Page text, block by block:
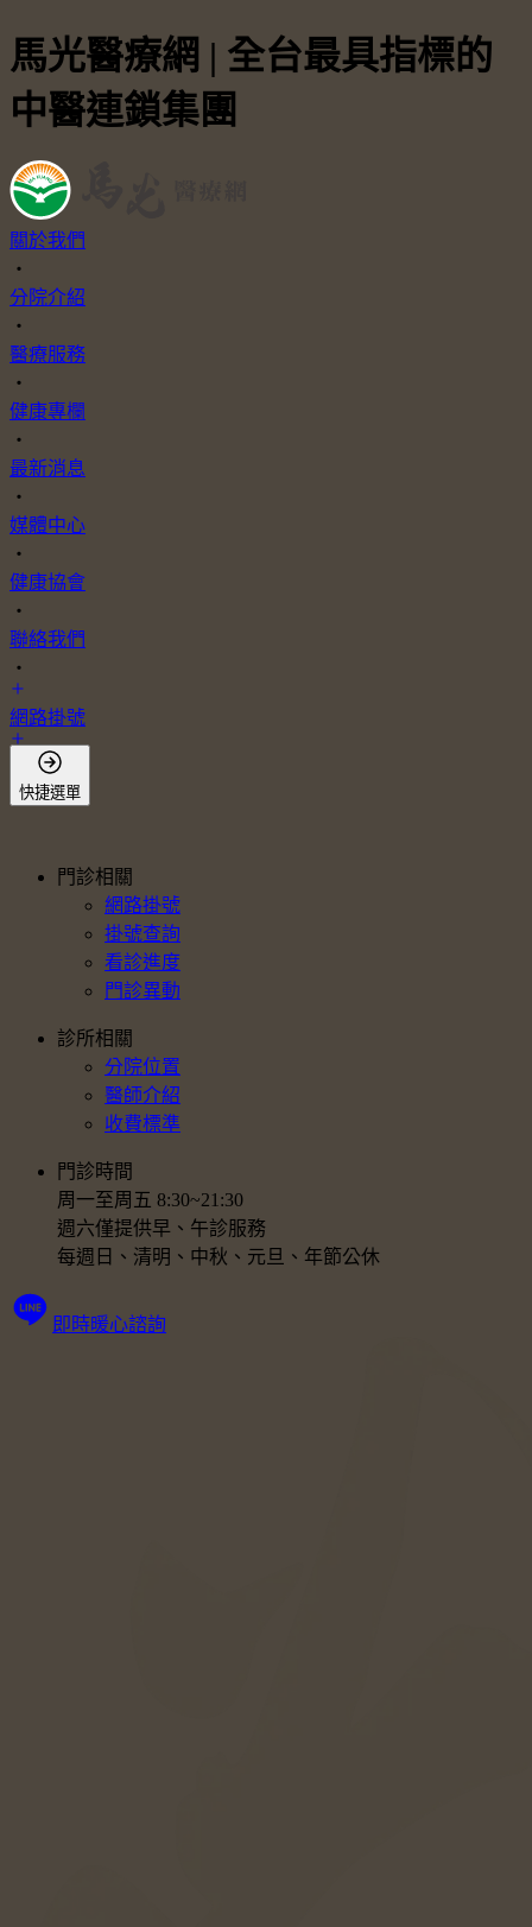
馬光醫療網 | 全台最具指標的
中醫連鎖集團
關於我們
・
分院介紹
・
醫療服務
・
健康專欄
・
最新消息
・
媒體中心
・
健康協會
・
聯絡我們
・
網路掛號
會員登入
快捷選單
門診相關
網路掛號
掛號查詢
看診進度
門診異動
診所相關
分院位置
醫師介紹
收費標準
門診時間
周一至周五 8:30~21:30
週六僅提供早、午診服務
每週日、清明、中秋、元旦、年節公休
即時暖心諮詢